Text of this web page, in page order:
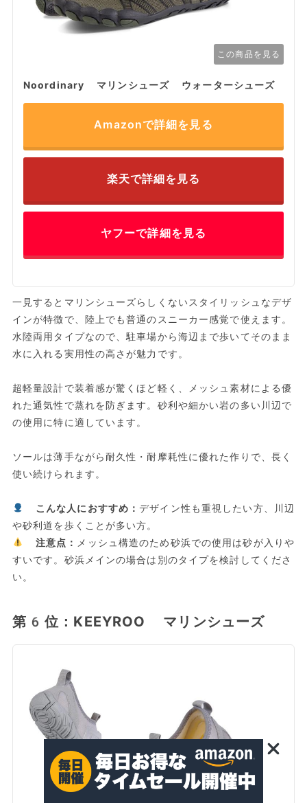
この商品を見る
Noordinary マリンシューズ ウォーターシューズ
Amazonで詳細を見る
楽天で詳細を見る
ヤフーで詳細を見る
一見するとマリンシューズらしくないスタイリッシュなデザ
インが特徴で、陸上でも普通のスニーカー感覚で使えます。
水陸両用タイプなので、駐車場から海辺まで歩いてそのまま
水に入れる実用性の高さが魅力です。
超軽量設計で装着感が驚くほど軽く、メッシュ素材による優
れた通気性で蒸れを防ぎます。砂利や細かい岩の多い川辺で
の使用に特に適しています。
ソールは薄手ながら耐久性・耐摩耗性に優れた作りで、長く
使い続けられます。
こんな人におすすめ：デザイン性も重視したい方、川辺
や砂利道を歩くことが多い方。
注意点：
メッシュ構造のため砂浜での使用は砂が入りや
すいです。砂浜メインの場合は別のタイプを検討してくださ
い。
第6位：KEEYROO マリンシューズ